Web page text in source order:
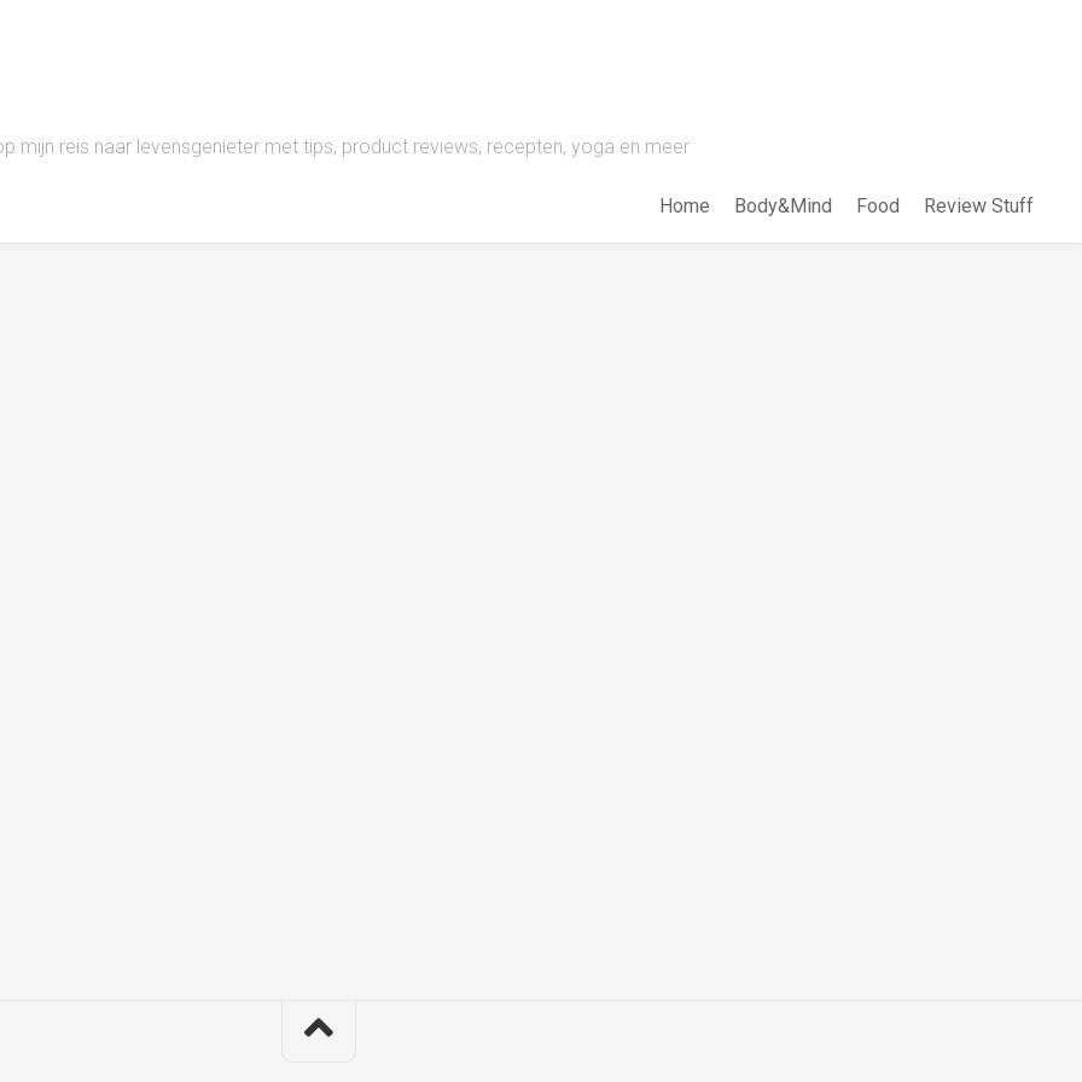
mijn reis naar levensgenieter met tips, product reviews, recepten, yoga en meer
Home Body&Mind Food Review Stuff